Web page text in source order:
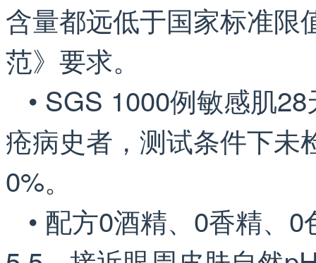
含量都远低于国家标准限
范》要求。
• SGS 1000例敏感肌
疮病史者，测试条件下未
0%。
• 配方0酒精、0香精、